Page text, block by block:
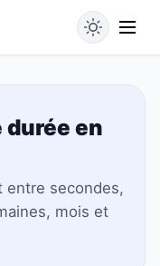
en
entre secondes,
mois et